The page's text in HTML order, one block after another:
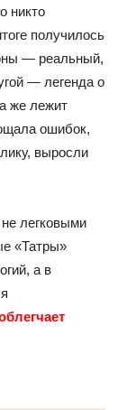
никто
получилось
— реальный,
— легенда о
же лежит
ошибок,
выросли
легковыми
«Татры»
а в